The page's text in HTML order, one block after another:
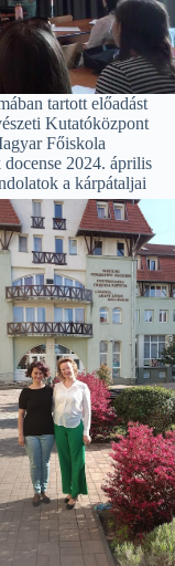
tartott előadást
Kutatóközpont
Főiskola
2024. április
a kárpátaljai